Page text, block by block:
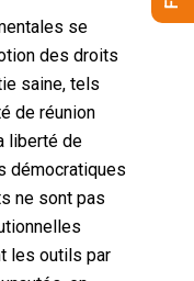
se
des droits
saine, tels
de réunion
liberté de
démocratiques
ne sont pas
les outils par